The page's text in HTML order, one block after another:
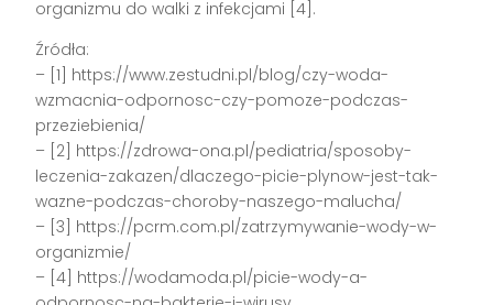
organizmu do walki z infekcjami [4].
Źródła:
– [1] https://www.zestudni.pl/blog/czy-woda-
wzmacnia-odpornosc-czy-pomoze-podczas-
przeziebienia/
– [2] https://zdrowa-ona.pl/pediatria/sposoby-
leczenia-zakazen/dlaczego-picie-plynow-jest-tak-
wazne-podczas-choroby-naszego-malucha/
– [3] https://pcrm.com.pl/zatrzymywanie-wody-w-
organizmie/
– [4] https://wodamoda.pl/picie-wody-a-